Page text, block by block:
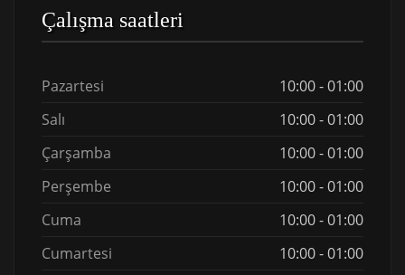
Çalışma saatleri
Pazartesi
10:00 - 01:00
Salı
10:00 - 01:00
Çarşamba
10:00 - 01:00
Perşembe
10:00 - 01:00
Cuma
10:00 - 01:00
Cumartesi
10:00 - 01:00